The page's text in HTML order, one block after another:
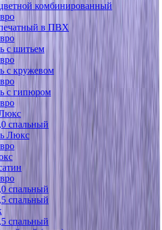
комбинированный
в ПВХ
с шитьем
с кружевом
с гипюром
спальный
Люкс
спальный
спальный
спальный